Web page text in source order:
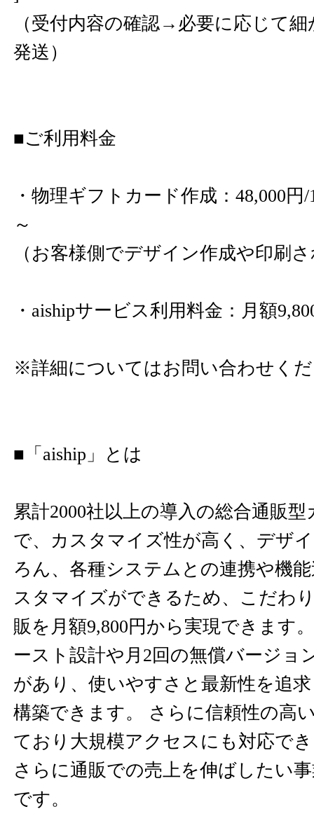
（受付内容の確認→必要に応じて
発送）
■ご利用料金
・物理ギフトカード作成：48,000
～
（お客様側でデザイン作成や印刷
・aishipサービス利用料金：月額
※詳細についてはお問い合わせく
■「aiship」とは
累計2000社以上の導入の総合通販
で、カスタマイズ性が高く、デザ
ろん、各種システムとの連携や機
スタマイズができるため、こだわ
販を月額9,800円から実現できます
ースト設計や月2回の無償バージョ
があり、使いやすさと最新性を追
構築できます。 さらに信頼性の高
ており大規模アクセスにも対応で
さらに通販での売上を伸ばしたい
です。